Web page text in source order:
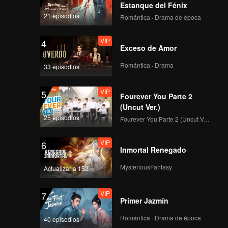
21 episodios
Estanque del Fénix
Romántica · Drama de época
4
33 episodios
VIP
Exceso de Amor
Romántica · Drama
5
25 episodios
VIP
Fourever You Parte 2
(Uncut Ver.)
Fourever You Parte 2 (Uncut Ver.)
6
Actualizar a 152
VIP
Inmortal Renegado
MysteriousFantasy
7
40 episodios
VIP
Primer Jazmín
Romántica · Drama de época